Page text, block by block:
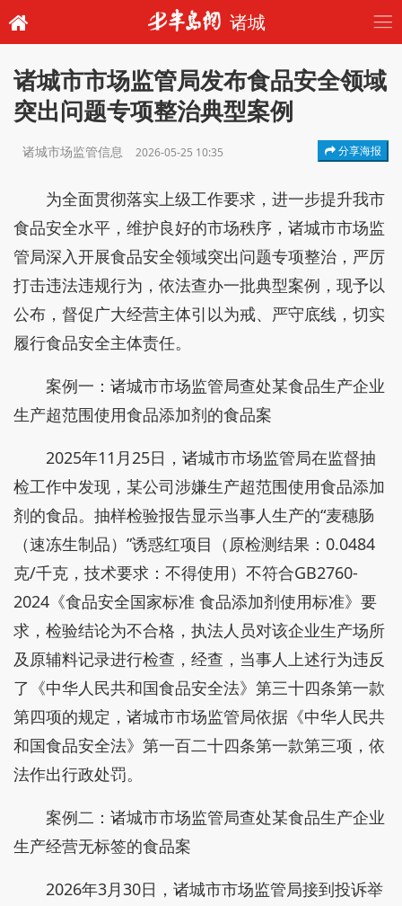
诸城
诸城市市场监管局发布食品安全领域
突出问题专项整治典型案例
诸城市场监管信息 2026-05-25 10:35 分享海报
为全面贯彻落实上级工作要求，进一步提升我市
食品安全水平，维护良好的市场秩序，诸城市市场监
管局深入开展食品安全领域突出问题专项整治，严厉
打击违法违规行为，依法查办一批典型案例，现予以
公布，督促广大经营主体引以为戒、严守底线，切实
履行食品安全主体责任。
案例一：诸城市市场监管局查处某食品生产企业
生产超范围使用食品添加剂的食品案
2025年11月25日，诸城市市场监管局在监督抽
检工作中发现，某公司涉嫌生产超范围使用食品添加
剂的食品。抽样检验报告显示当事人生产的“麦穗肠
（速冻生制品）”诱惑红项目（原检测结果：0.0484
克/千克，技术要求：不得使用）不符合GB2760-
2024《食品安全国家标准 食品添加剂使用标准》要
求，检验结论为不合格，执法人员对该企业生产场所
及原辅料记录进行检查，经查，当事人上述行为违反
了《中华人民共和国食品安全法》第三十四条第一款
第四项的规定，诸城市市场监管局依据《中华人民共
和国食品安全法》第一百二十四条第一款第三项，依
法作出行政处罚。
案例二：诸城市市场监管局查处某食品生产企业
生产经营无标签的食品案
2026年3月30日，诸城市市场监管局接到投诉举